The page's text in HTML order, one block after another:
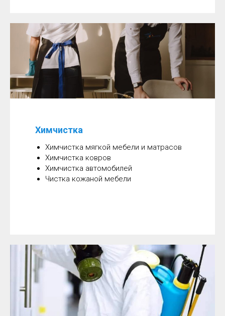
Химчистка
Химчистка мягкой мебели и матрасов
Химчистка ковров
Химчистка автомобилей
Чистка кожаной мебели